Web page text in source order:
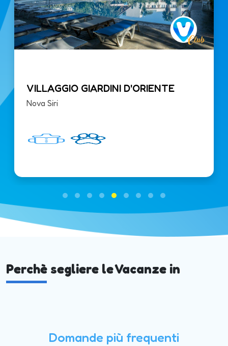
VILLAGGIO GIARDINI D'ORIENTE
Nova Siri
Perchè segliere le Vacanze in
Domande più frequenti